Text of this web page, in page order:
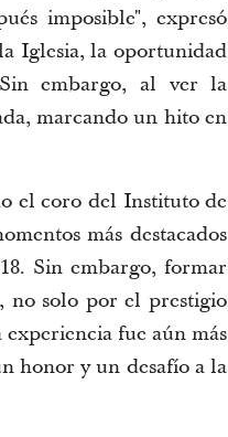
imposible", expresó
Iglesia, la oportunidad
embargo, al ver la
marcando un hito en
el coro del Instituto de
más destacados
Sin embargo, formar
no solo por el prestigio
fue aún más
honor y un desafío a la